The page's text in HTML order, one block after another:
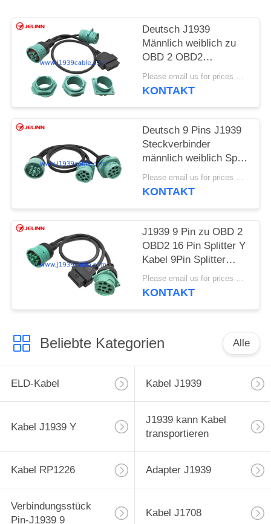
Deutsch J1939
Männlich weiblich zu
OBD 2 OBD2
Connector Splitter Y
Kabel mit 4
Please email us for prices MOQ:100 Stück
KONTAKT
Deutsch 9 Pins J1939
Steckverbinder
männlich weiblich Split
Y Kabel
Please email us for prices MOQ:100 Stück
KONTAKT
J1939 9 Pin zu OBD 2
OBD2 16 Pin Splitter Y
Kabel 9Pin Splitter
Drahtgurt für Lkw GPSPlease email us for prices MOQ:100 Stück
KONTAKT
Beliebte Kategorien Alle
ELD-Kabel Kabel J1939
Kabel J1939 Y
J1939 kann Kabel
transportieren
Kabel RP1226 Adapter J1939
Verbindungsstück
Pin-J1939 9
Kabel J1708